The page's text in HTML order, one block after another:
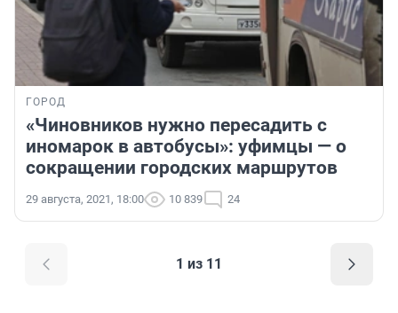
ГОРОД
«Чиновников нужно пересадить с
иномарок в автобусы»: уфимцы — о
сокращении городских маршрутов
29 августа, 2021, 18:00 10 839 24
1 из 11